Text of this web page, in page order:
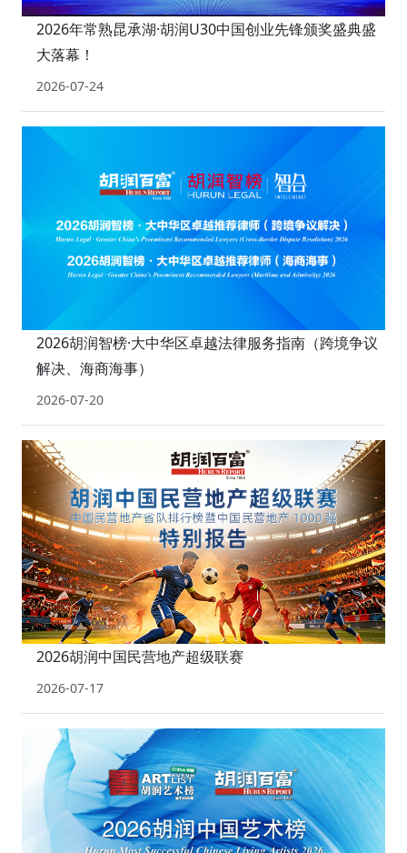
2026年常熟昆承湖·胡润U30中国创业先锋颁奖盛典盛
大落幕！
2026-07-24
2026胡润智榜·大中华区卓越法律服务指南（跨境争议
解决、海商海事）
2026-07-20
2026胡润中国民营地产超级联赛
2026-07-17